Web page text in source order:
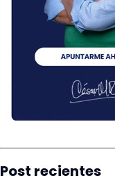
Post recientes